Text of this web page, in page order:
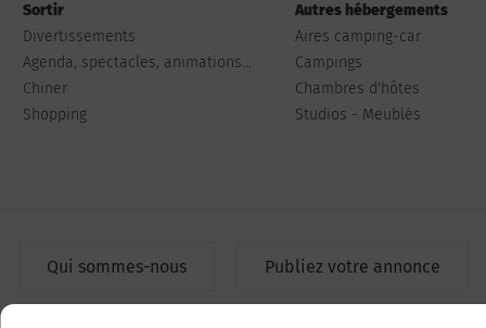
Sortir
Divertissements
Agenda, spectacles, animations...
Chiner
Shopping
Autres hébergements
Aires camping-car
Campings
Chambres d'hôtes
Studios - Meublés
Qui sommes-nous Publiez votre annonce